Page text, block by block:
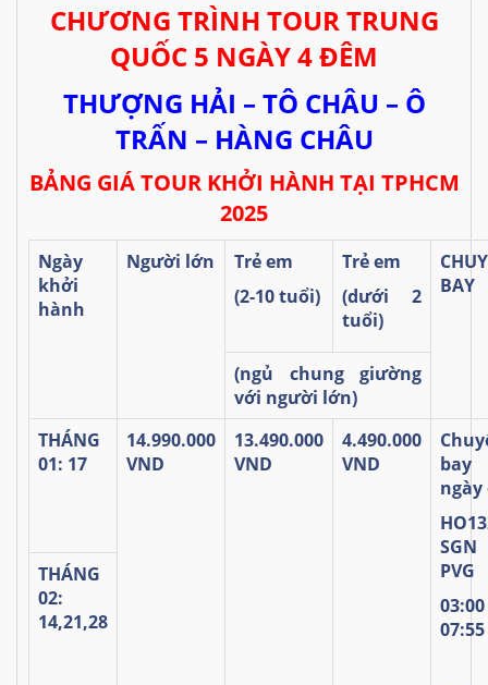
CHƯƠNG TRÌNH TOUR TRUNG
QUỐC 5 NGÀY 4 ĐÊM
THƯỢNG HẢI – TÔ CHÂU – Ô
TRẤN – HÀNG CHÂU
BẢNG GIÁ TOUR KHỞI HÀNH TẠI TPHCM
2025
Ngày
khởi
hành
Người lớn
Trẻ em
(2-10 tuổi)
Trẻ em
(dưới 2
tuổi)
BAY
(ngủ chung giường
với người lớn)
THÁNG
01: 17
14.990.000
VND
13.490.000
VND
4.490.000
VND
bay
ngày
HO
PVG
03:
07:55
THÁNG
02:
14,21,28